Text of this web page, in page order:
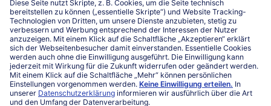
027863232
Mo-Fr. von 7 bis 20 Uhr
Service
Über bofrost*